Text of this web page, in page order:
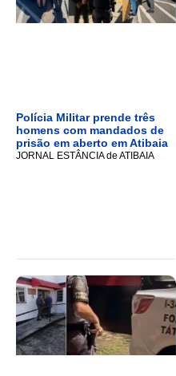
Polícia Militar prende três
homens com mandados de
prisão em aberto em Atibaia
JORNAL ESTÂNCIA de ATIBAIA